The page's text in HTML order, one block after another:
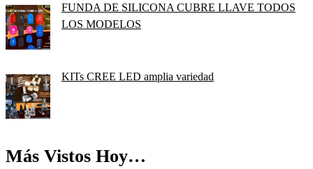
FUNDA DE SILICONA CUBRE LLAVE TODOS
LOS MODELOS
KITs CREE LED amplia variedad
Más Vistos Hoy…